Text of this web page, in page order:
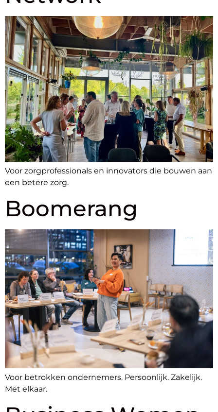
Voor zorgprofessionals en innovators die bouwen aan
een betere zorg.
Boomerang
Voor betrokken ondernemers. Persoonlijk. Zakelijk.
Met elkaar.